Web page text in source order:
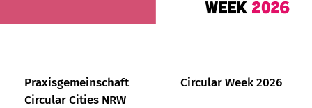
Praxisgemeinschaft
Circular Cities NRW
Circular Week 2026